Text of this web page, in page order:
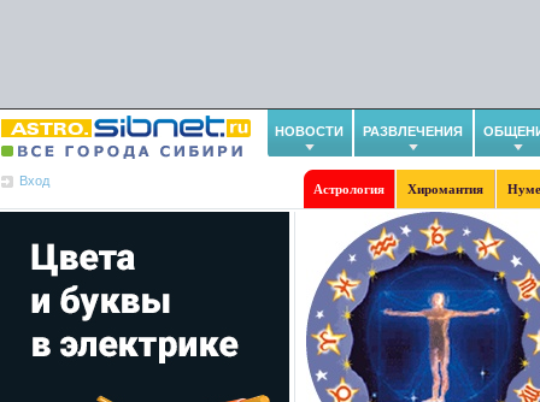
НОВОСТИ РАЗВЛЕЧЕНИЯ
Вход
Астрология Хиромантия